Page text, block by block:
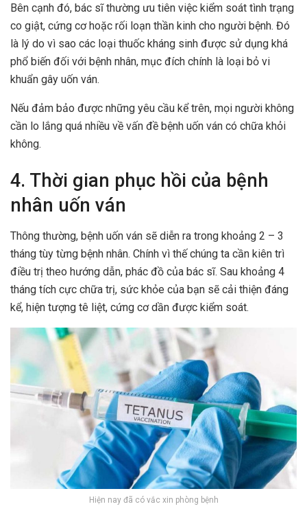
Bên cạnh đó, bác sĩ thường ưu tiên việc kiểm soát tình trạng
co giật, cứng cơ hoặc rối loạn thần kinh cho người bệnh. Đó
là lý do vì sao các loại thuốc kháng sinh được sử dụng khá
phổ biến đối với bệnh nhân, mục đích chính là loại bỏ vi
khuẩn gây uốn ván.
Nếu đảm bảo được những yêu cầu kể trên, mọi người không
cần lo lắng quá nhiều về vấn đề bệnh uốn ván có chữa khỏi
không.
4. Thời gian phục hồi của bệnh
nhân uốn ván
Thông thường, bệnh uốn ván sẽ diễn ra trong khoảng 2 – 3
tháng tùy từng bệnh nhân. Chính vì thế chúng ta cần kiên trì
điều trị theo hướng dẫn, phác đồ của bác sĩ. Sau khoảng 4
tháng tích cực chữa trị, sức khỏe của bạn sẽ cải thiện đáng
kể, hiện tượng tê liệt, cứng cơ dần được kiểm soát.
Hiện nay đã có vắc xin phòng bệnh